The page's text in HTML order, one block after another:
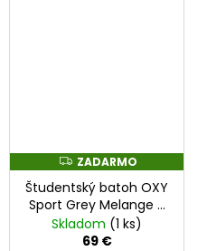
Z
A
D
A
R
M
ZADARMO
Študentský batoh OXY
Sport Grey Melange +
Etue zdarma
Skladom (1 ks)
69 €